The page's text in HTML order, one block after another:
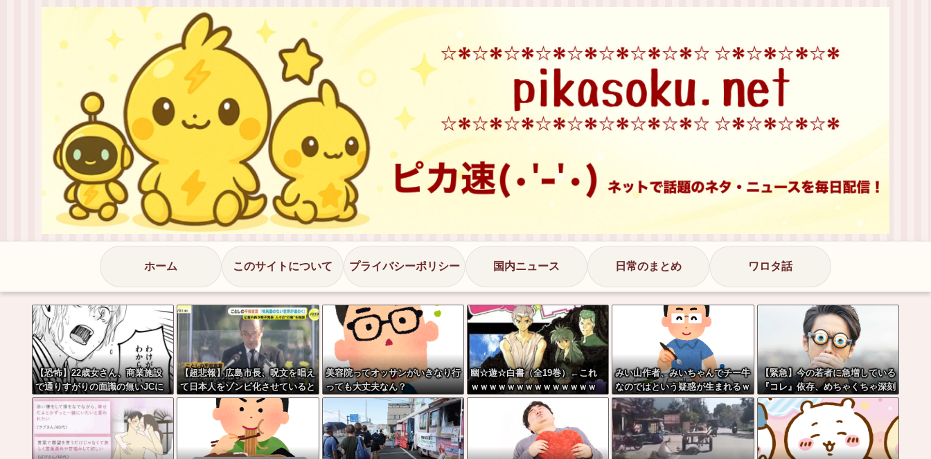
ホーム このサイトについて プライバシーポリシー 国内ニュース 日常のまとめ ワロタ話
【恐怖】22歳女さん、商業施設
で通りすがりの面識の無いJCに
ラリアットして逮捕されてしま
う・・・
【超悲報】広島市長、呪文を唱え
て日本人をゾンビ化させていると
非難されてしまう
美容院ってオッサンがいきなり行
っても大丈夫なん？
幽☆遊☆白書（全19巻）←これ
ｗｗｗｗｗｗｗｗｗｗｗｗｗｗ
みい山作者、みいちゃんでチー牛
なのではという疑惑が生まれるｗ
ｗｗｗｗｗｗ
【緊急】今の若者に急増している
『コレ』依存、めちゃくちゃ深刻
な模様w w w w w w w w w w